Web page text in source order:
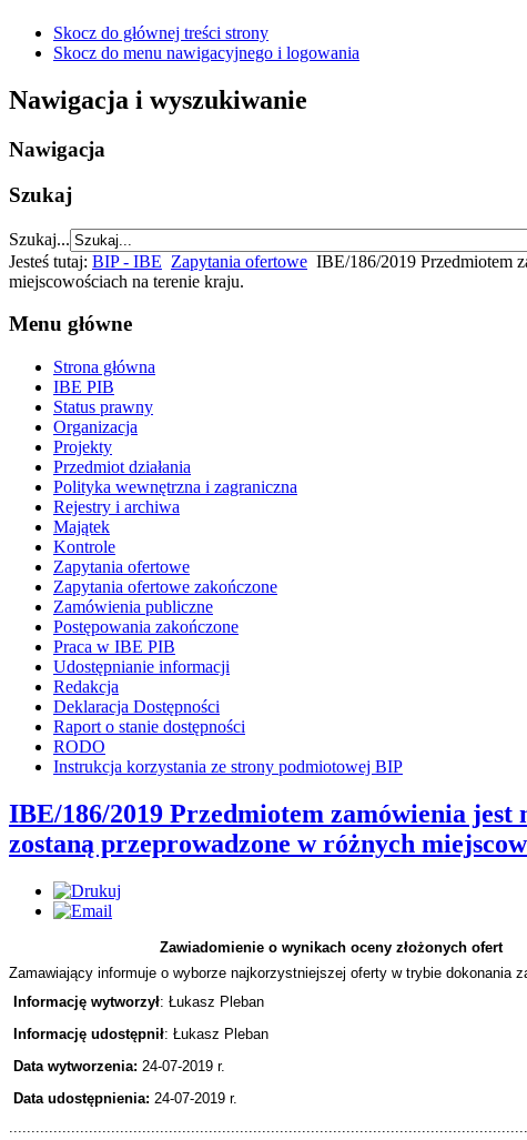
Skocz do głównej treści strony
Skocz do menu nawigacyjnego i logowania
Nawigacja i wyszukiwanie
Nawigacja
Szukaj
Szukaj...
Jesteś tutaj: BIP - IBE Zapytania ofertowe IBE/186/2019 Przedmiotem
miejscowościach na terenie kraju.
Menu główne
Strona główna
IBE PIB
Status prawny
Organizacja
Projekty
Przedmiot działania
Polityka wewnętrzna i zagraniczna
Rejestry i archiwa
Majątek
Kontrole
Zapytania ofertowe
Zapytania ofertowe zakończone
Zamówienia publiczne
Postępowania zakończone
Praca w IBE PIB
Udostępnianie informacji
Redakcja
Deklaracja Dostępności
Raport o stanie dostępności
RODO
Instrukcja korzystania ze strony podmiotowej BIP
IBE/186/2019 Przedmiotem zamówienia
zostaną przeprowadzone w różnych
Zawiadomienie o wynikach oceny złożonych ofert
Zamawiający informuje o wyborze najkorzystniejszej oferty w trybie dokonania
Informację wytworzył: Łukasz Pleban
Informację udostępnił: Łukasz Pleban
Data wytworzenia: 24-07-2019 r.
Data udostępnienia: 24-07-2019 r.